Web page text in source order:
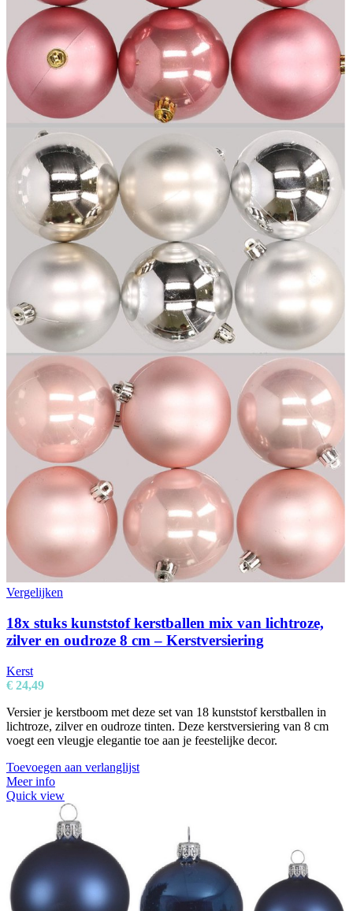
Vergelijken
18x stuks kunststof kerstballen mix van lichtroze,
zilver en oudroze 8 cm – Kerstversiering
Kerst
€ 24,49
Versier je kerstboom met deze set van 18 kunststof kerstballen in
lichtroze, zilver en oudroze tinten. Deze kerstversiering van 8 cm
voegt een vleugje elegantie toe aan je feestelijke decor.
Toevoegen aan verlanglijst
Meer info
Quick view